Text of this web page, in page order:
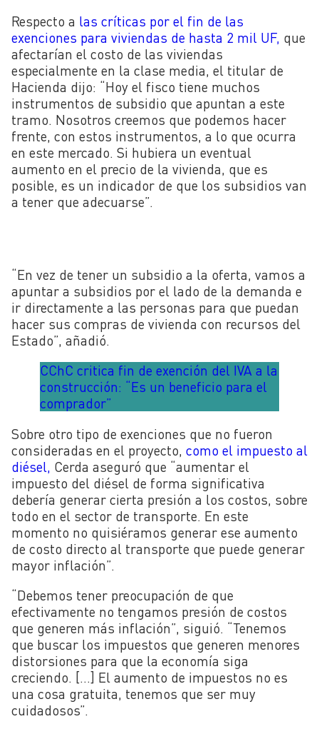
Respecto a las críticas por el fin de las
exenciones para viviendas de hasta 2 mil UF, que
afectarían el costo de las viviendas
especialmente en la clase media, el titular de
Hacienda dijo: “Hoy el fisco tiene muchos
instrumentos de subsidio que apuntan a este
tramo. Nosotros creemos que podemos hacer
frente, con estos instrumentos, a lo que ocurra
en este mercado. Si hubiera un eventual
aumento en el precio de la vivienda, que es
posible, es un indicador de que los subsidios van
a tener que adecuarse”.
“En vez de tener un subsidio a la oferta, vamos a
apuntar a subsidios por el lado de la demanda e
ir directamente a las personas para que puedan
hacer sus compras de vivienda con recursos del
Estado”, añadió.
CChC critica fin de exención del IVA a la
construcción: “Es un beneficio para el
comprador”
Sobre otro tipo de exenciones que no fueron
consideradas en el proyecto, como el impuesto al
diésel, Cerda aseguró que “aumentar el
impuesto del diésel de forma significativa
debería generar cierta presión a los costos, sobre
todo en el sector de transporte. En este
momento no quisiéramos generar ese aumento
de costo directo al transporte que puede generar
mayor inflación”.
“Debemos tener preocupación de que
efectivamente no tengamos presión de costos
que generen más inflación”, siguió. “Tenemos
que buscar los impuestos que generen menores
distorsiones para que la economía siga
creciendo. […] El aumento de impuestos no es
una cosa gratuita, tenemos que ser muy
cuidadosos”.